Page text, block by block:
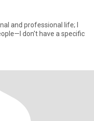
and professional life; I
don't have a specific